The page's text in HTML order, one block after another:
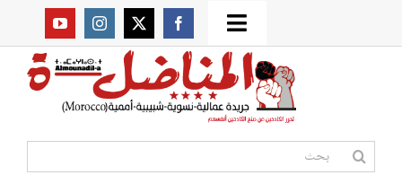
to
Toggle
Navigation
من نحن؟
البحث